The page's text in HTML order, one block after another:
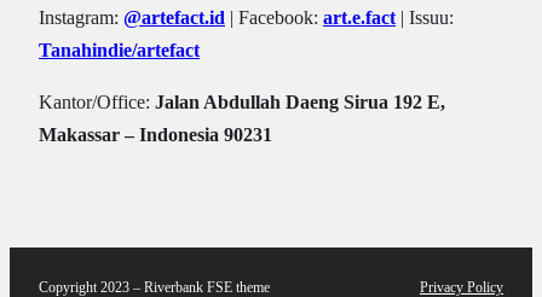
Instagram: @artefact.id | Facebook: art.e.fact | Issuu:
Tanahindie/artefact
Kantor/Office: Jalan Abdullah Daeng Sirua 192 E,
Makassar – Indonesia 90231
Copyright 2023 – Riverbank FSE theme Privacy Policy